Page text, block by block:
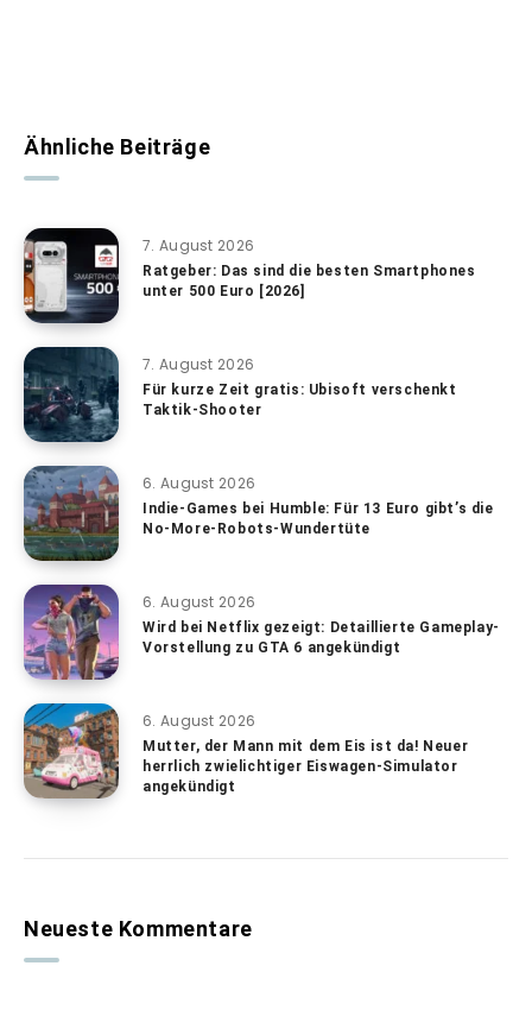
Ähnliche Beiträge
7. August 2026
Ratgeber: Das sind die besten Smartphones
unter 500 Euro [2026]
7. August 2026
Für kurze Zeit gratis: Ubisoft verschenkt
Taktik-Shooter
6. August 2026
Indie-Games bei Humble: Für 13 Euro gibt’s die
No-More-Robots-Wundertüte
6. August 2026
Wird bei Netflix gezeigt: Detaillierte Gameplay-
Vorstellung zu GTA 6 angekündigt
6. August 2026
Mutter, der Mann mit dem Eis ist da! Neuer
herrlich zwielichtiger Eiswagen-Simulator
angekündigt
Neueste Kommentare